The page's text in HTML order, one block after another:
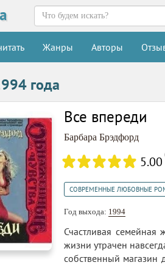
Жанры Авторы
года
Все впереди
Барбара Брэдфорд
5.00
СОВРЕМЕННЫЕ ЛЮБОВНЫЕ
Год выхода: 1994
Счастливая
жизни утрачен
собственный магазин